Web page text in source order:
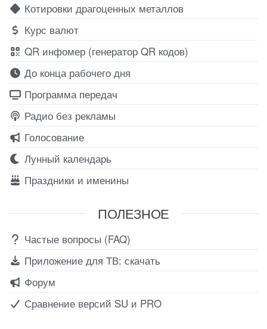
Котировки драгоценных металлов
Курс валют
QR инфомер (генератор QR кодов)
До конца рабочего дня
Программа передач
Радио без рекламы
Голосование
Лунный календарь
Праздники и именины
ПОЛЕЗНОЕ
Частые вопросы (FAQ)
Приложение для ТВ: скачать
Форум
Сравнение версий SU и PRO